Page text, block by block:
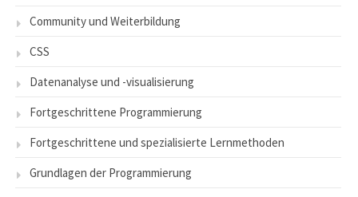
Community und Weiterbildung
CSS
Datenanalyse und -visualisierung
Fortgeschrittene Programmierung
Fortgeschrittene und spezialisierte Lernmethoden
Grundlagen der Programmierung